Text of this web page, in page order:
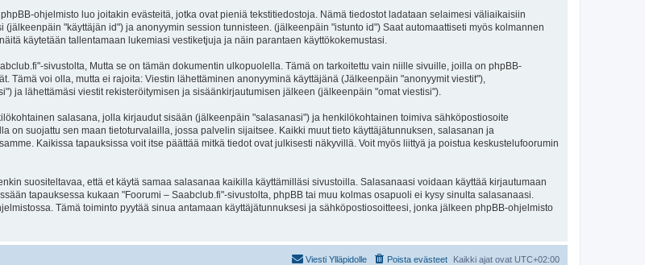
ohjelmisto luo joitakin evästeitä, jotka ovat pieniä tekstitiedostoja. Nämä tiedostot ladataan selaimesi väliaikaisiin
"käyttäjän id") ja anonyymin session tunnisteen. (jälkeenpäin "istunto id") Saat automaattiseti myös kolmannen
käytetään tallentamaan lukemiasi vestiketjuja ja näin parantaen käyttökokemustasi.
sivustolta, Mutta se on tämän dokumentin ulkopuolella. Tämä on tarkoitettu vain niille sivuille, joilla on phpBB-
Tämä voi olla, mutta ei rajoita: Viestin lähettäminen anonyyminä käyttäjänä (Jälkeenpäin "anonyymit viestit"),
ja lähettämäsi viestit rekisteröitymisen ja sisäänkirjautumisen jälkeen (jälkeenpäin "omat viestisi").
salasana, jolla kirjaudut sisään (jälkeenpäin "salasanasi") ja henkilökohtainen toimiva sähköpostiosoite
on suojattu sen maan tietoturvalailla, jossa palvelin sijaitsee. Kaikki muut tieto käyttäjätunnuksen, salasanan ja
Kaikissa tapauksissa voit itse päättää mitkä tiedot ovat julkisesti näkyvillä. Voit myös liittyä ja poistua keskustelufoorumin
suositeltavaa, että et käytä samaa salasanaa kaikilla käyttämilläsi sivustoilla. Salasanaasi voidaan käyttää kirjautumaan
tapauksessa kukaan "Foorumi – Saabclub.fi"-sivustolta, phpBB tai muu kolmas osapuoli ei kysy sinulta salasanaasi.
Tämä toiminto pyytää sinua antamaan käyttäjätunnuksesi ja sähköpostiosoitteesi, jonka jälkeen phpBB-ohjelmisto
Kaikki ajat ovat UTC+02:00
Poista evästeet
Viesti Ylläpidolle